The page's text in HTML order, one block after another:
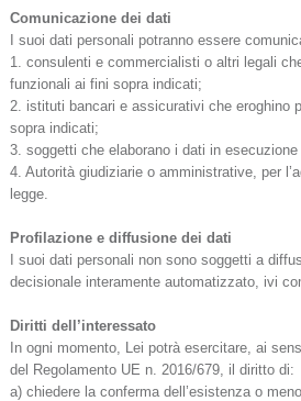
Comunicazione dei dati
I suoi dati personali potranno essere
1. consulenti e commercialisti o altri legali
funzionali ai fini sopra indicati;
2. istituti bancari e assicurativi che eroghino
sopra indicati;
3. soggetti che elaborano i dati in
4. Autorità giudiziarie o amministrative, per
legge.
Profilazione e diffusione dei dati
I suoi dati personali non sono soggetti a
decisionale interamente automatizzato, ivi
Diritti dell’interessato
In ogni momento, Lei potrà esercitare, ai
del Regolamento UE n. 2016/679, il diritto di:
a) chiedere la conferma dell’esistenza o